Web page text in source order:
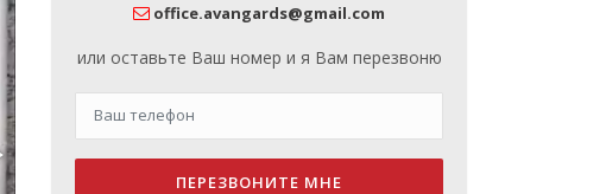
office.avangards@gmail.com
или оставьте Ваш номер и я Вам перезвоню
ПЕРЕЗВОНИТЕ МНЕ